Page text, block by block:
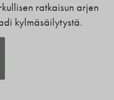
ratkaisun arjen
kylmäsäilytystä.